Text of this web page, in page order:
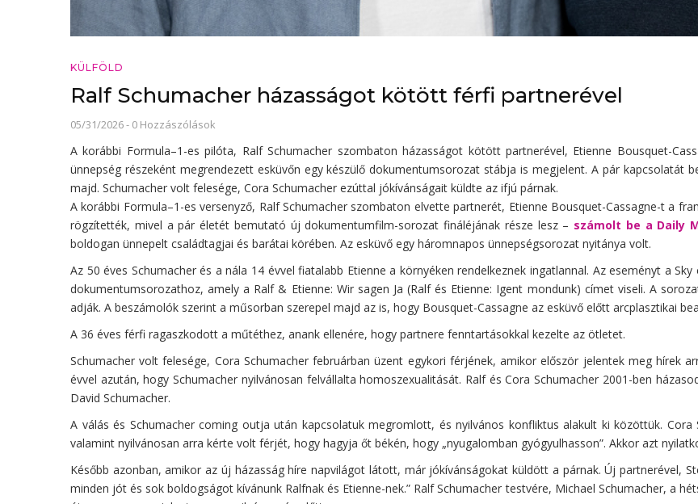
KÜLFÖLD
Ralf Schumacher házasságot kötött férfi partnerével
05/31/2026- 0 Hozzászólások
A korábbi Formula–1-es pilóta, Ralf Schumacher szombaton házasságot kötött partnerével, Etienne Bousquet-
ünnepség részeként megrendezett esküvőn egy készülő dokumentumsorozat stábja is megjelent. A pár kapcsolatát
majd. Schumacher volt felesége, Cora Schumacher ezúttal jókívánságait küldte az ifjú párnak.
A korábbi Formula–1-es versenyző, Ralf Schumacher szombaton elvette partnerét, Etienne Bousquet-Cassagne-t a
rögzítették, mivel a pár életét bemutató új dokumentumfilm-sorozat fináléjának része lesz – számolt be a Daily
boldogan ünnepelt családtagjai és barátai körében. Az esküvő egy háromnapos ünnepségsorozat nyitánya volt.
Az 50 éves Schumacher és a nála 14 évvel fiatalabb Etienne a környéken rendelkeznek ingatlannal. Az eseményt a
dokumentumsorozathoz, amely a Ralf & Etienne: Wir sagen Ja (Ralf és Etienne: Igent mondunk) címet viseli. A
adják. A beszámolók szerint a műsorban szerepel majd az is, hogy Bousquet-Cassagne az esküvő előtt arcplasztikai
A 36 éves férfi ragaszkodott a műtéthez, anank ellenére, hogy partnere fenntartásokkal kezelte az ötletet.
Schumacher volt felesége, Cora Schumacher februárban üzent egykori férjének, amikor először jelentek meg hírek
évvel azután, hogy Schumacher nyilvánosan felvállalta homoszexualitását. Ralf és Cora Schumacher 2001-ben
David Schumacher.
A válás és Schumacher coming outja után kapcsolatuk megromlott, és nyilvános konfliktus alakult ki közöttük.
valamint nyilvánosan arra kérte volt férjét, hogy hagyja őt békén, hogy „nyugalomban gyógyulhasson”. Akkor azt
Később azonban, amikor az új házasság híre napvilágot látott, már jókívánságokat küldött a párnak. Új partnerével,
minden jót és sok boldogságot kívánunk Ralfnak és Etienne-nek.” Ralf Schumacher testvére, Michael Schumacher, a